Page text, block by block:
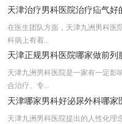
天津治疗男科医院治疗疝气好
在医生团队方面，天津九洲男科医
科病上有着...
天津正规男科医院哪家做前列
天津九洲男科医院是一家有一定影
合治疗、专...
天津哪家男科好泌尿外科哪家
天津九洲男科医院提出的人性化理